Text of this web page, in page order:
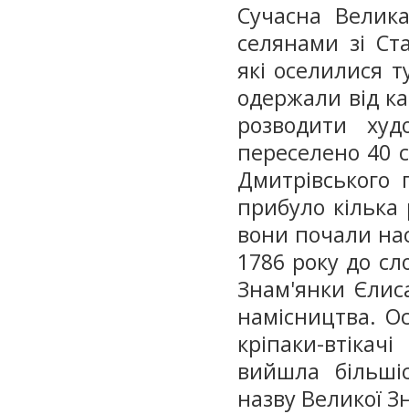
Сучасна
селянами зі
які оселилися
одержали від
розводити
переселено 40
Дмитрівського
прибуло
вони почали
1786 року до
Знам'янки
намісництва.
кріпаки-
вийшла
назву Великої